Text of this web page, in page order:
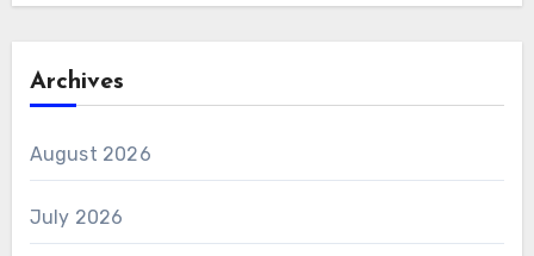
Archives
August 2026
July 2026